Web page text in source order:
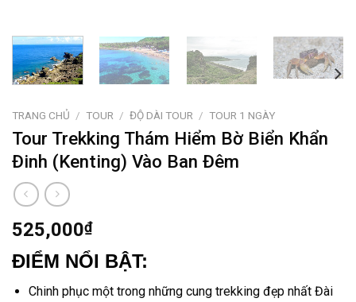
TRANG CHỦ / TOUR / ĐỘ DÀI TOUR / TOUR 1 NGÀY
Tour Trekking Thám Hiểm Bờ Biển Khẩn
Đinh (Kenting) Vào Ban Đêm
525,000₫
ĐIỂM NỔI BẬT:
Chinh phục một trong những cung trekking đẹp nhất Đài